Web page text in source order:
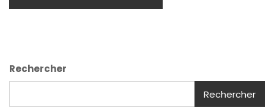
Rechercher
Rechercher